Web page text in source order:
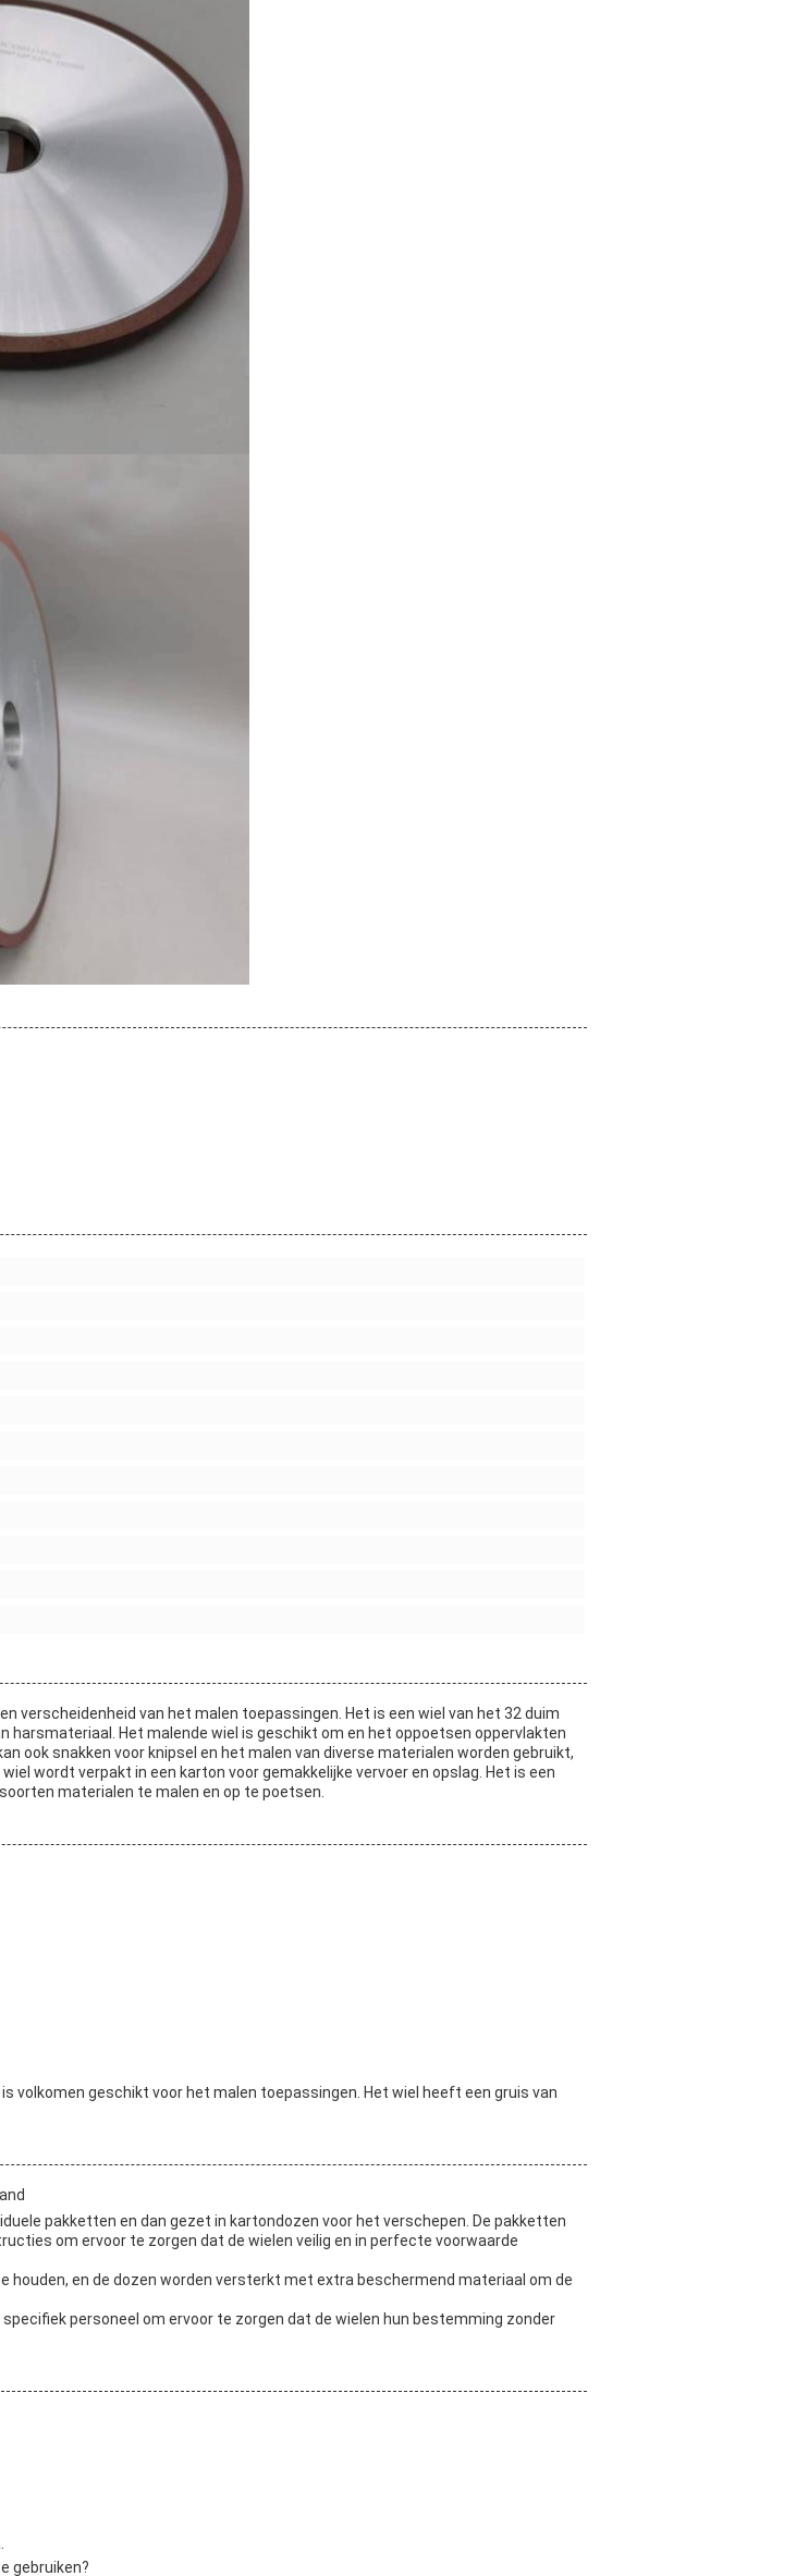
verscheidenheid van het malen toepassingen. Het is een wiel van het 32 duim
Het malende wiel is geschikt om en het oppoetsen oppervlakten
ook snakken voor knipsel en het malen van diverse materialen worden gebruikt,
wordt verpakt in een karton voor gemakkelijke vervoer en opslag. Het is een
materialen te malen en op te poetsen.
volkomen geschikt voor het malen toepassingen. Het wiel heeft een gruis van
pakketten en dan gezet in kartondozen voor het verschepen. De pakketten
om ervoor te zorgen dat de wielen veilig en in perfecte voorwaarde
houden, en de dozen worden versterkt met extra beschermend materiaal om de
personeel om ervoor te zorgen dat de wielen hun bestemming zonder
gebruiken?